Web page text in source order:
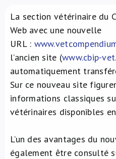
NL
La section vétérinaire du
Web avec une nouvelle
URL :
l’ancien site (www.cbip-
automatiquement
Sur ce nouveau site
informations classiques
vétérinaires disponibles
L’un des avantages du
également être consulté